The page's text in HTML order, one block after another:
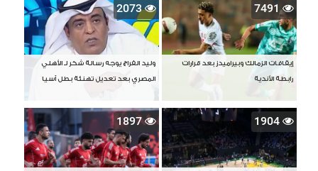
7491
إيقافات الزمالك وبيراميدز بعد قرارات
رابطة الأندية
2073
وليد الفراج يوجه رسالة شكر لـ الأهلي
المصري بعد تعديل تهنئة بطل آسيا
1904
1897